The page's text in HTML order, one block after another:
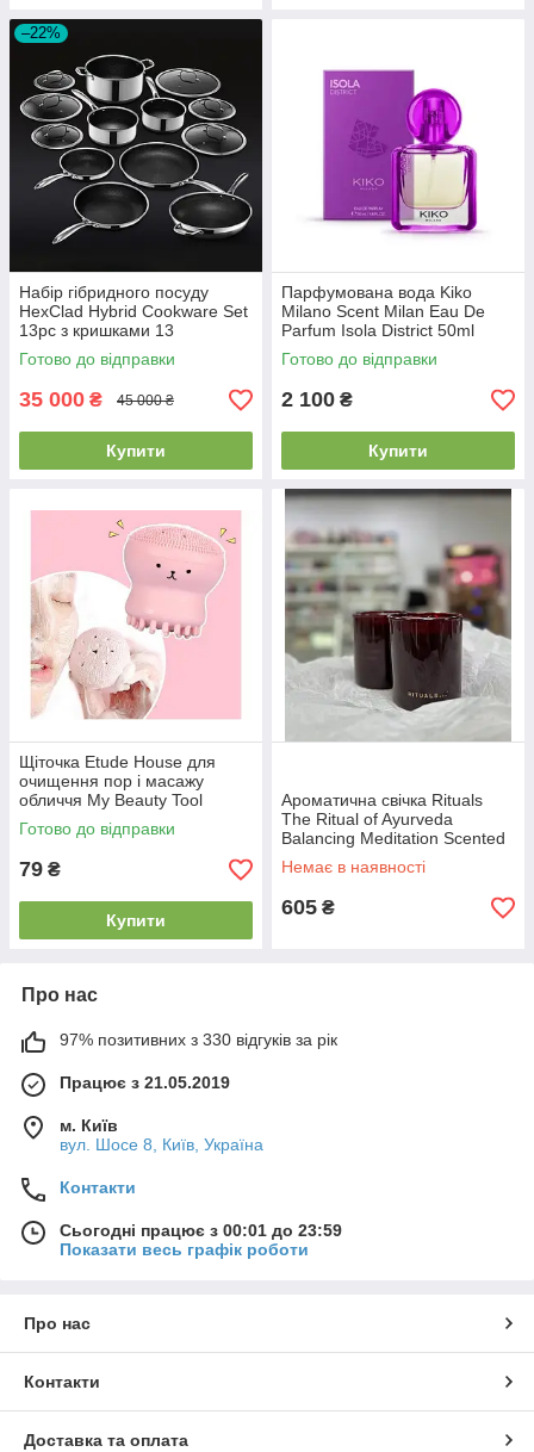
–22%
Набір гібридного посуду
HexClad Hybrid Cookware Set
13pc з кришками 13
предметів
Готово до відправки
35 000 ₴ 45 000 ₴
Купити
Парфумована вода Kiko
Milano Scent Milan Eau De
Parfum Isola District 50ml
Готово до відправки
2 100 ₴
Купити
Щіточка Etude House для
очищення пор і масажу
обличчя My Beauty Tool
рожева (EH0110)
Готово до відправки
79 ₴
Купити
Ароматична свічка Rituals
The Ritual of Ayurveda
Balancing Meditation Scented
Candle 140 г (без коробки)
Немає в наявності
605 ₴
Про нас
97% позитивних з 330 відгуків за рік
Працює з 21.05.2019
м. Київ
вул. Шосе 8, Київ, Україна
Контакти
Сьогодні працює з 00:01 до 23:59
Показати весь графік роботи
Про нас
Контакти
Доставка та оплата